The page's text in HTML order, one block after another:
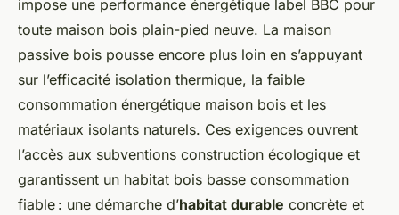
impose une performance énergétique label BBC pour
toute maison bois plain-pied neuve. La maison
passive bois pousse encore plus loin en s’appuyant
sur l’efficacité isolation thermique, la faible
consommation énergétique maison bois et les
matériaux isolants naturels. Ces exigences ouvrent
l’accès aux subventions construction écologique et
garantissent un habitat bois basse consommation
fiable : une démarche d’habitat durable concrète et